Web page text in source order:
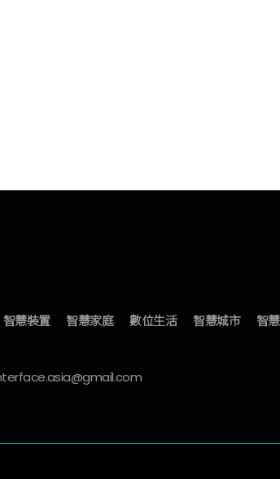
智慧裝置 智慧家庭 數位生活 智慧城市 智